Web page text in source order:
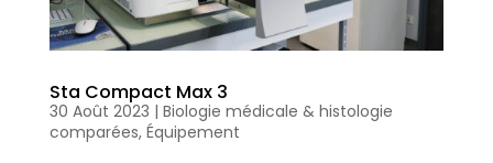
Sta Compact Max 3
30 Août 2023 | Biologie médicale & histologie
comparées, Équipement